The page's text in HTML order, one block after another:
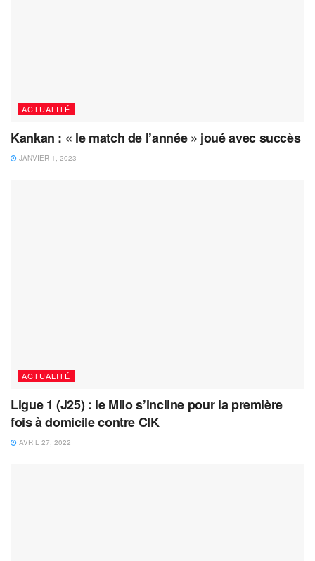
ACTUALITÉ
Kankan : « le match de l’année » joué avec succès
JANVIER 1, 2023
ACTUALITÉ
Ligue 1 (J25) : le Milo s’incline pour la première
fois à domicile contre CIK
AVRIL 27, 2022